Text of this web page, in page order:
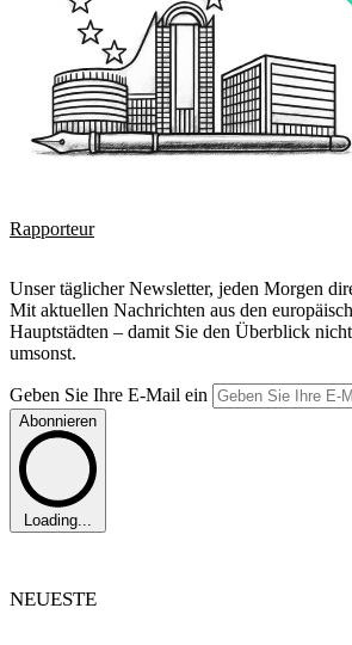
Rapporteur
Unser täglicher Newsletter, jeden Morgen
Mit aktuellen Nachrichten aus den
Hauptstädten – damit Sie den Überblick
umsonst.
Geben Sie Ihre E-Mail ein
Abonnieren
Loading...
NEUESTE